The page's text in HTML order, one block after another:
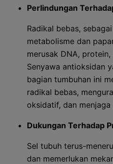
Perlindungan
Radikal bebas,
metabolisme dan
merusak DNA,
Senyawa antioksidan
bagian tumbuhan ini
radikal bebas,
oksidatif, dan
Dukungan Terhadap
Sel tubuh terus-
dan memerlukan